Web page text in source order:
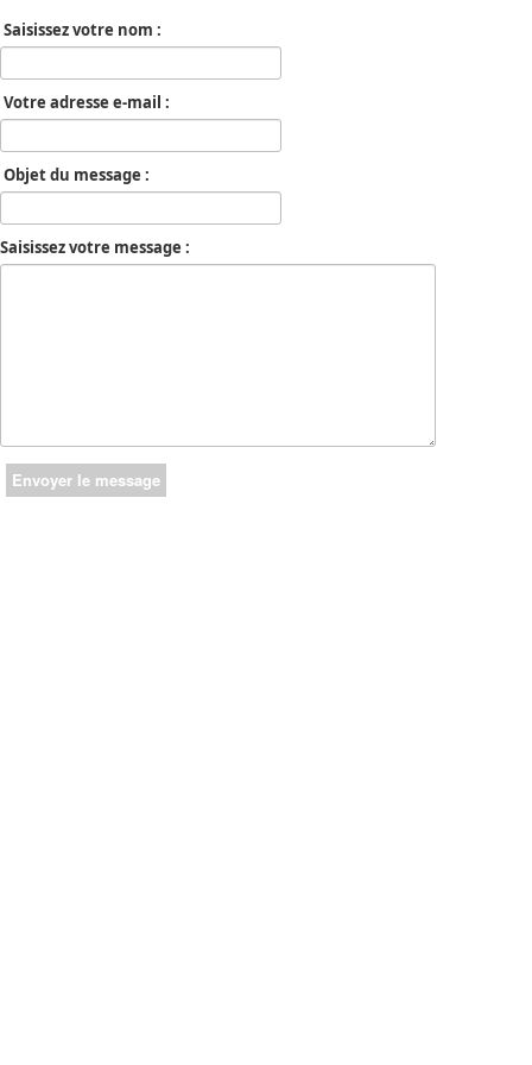
Saisissez votre nom :
Votre adresse e-mail :
Objet du message :
Saisissez votre message :
Envoyer le message